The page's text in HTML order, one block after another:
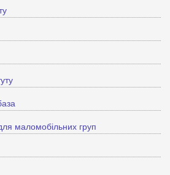
маломобільних груп